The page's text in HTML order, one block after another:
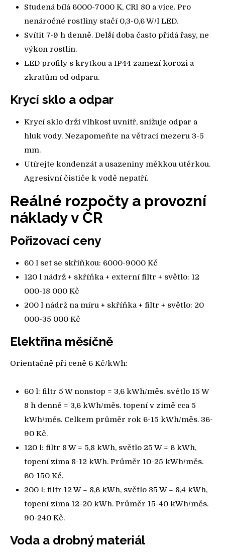
Studená bílá 6000-7000 K, CRI 80 a více. Pro
nenáročné rostliny stačí 0,3-0,6 W/l LED.
Svítit 7-9 h denně. Delší doba často přidá řasy, ne
výkon rostlin.
LED profily s krytkou a IP44 zamezí korozi a
zkratům od odparu.
Krycí sklo a odpar
Krycí sklo drží vlhkost uvnitř, snižuje odpar a
hluk vody. Nezapomeňte na větrací mezeru 3-5
mm.
Utírejte kondenzát a usazeniny měkkou utěrkou.
Agresivní čističe k vodě nepatří.
Reálné rozpočty a provozní
náklady v ČR
Pořizovací ceny
60 l set se skříňkou: 6000-9000 Kč
120 l nádrž + skříňka + externí filtr + světlo: 12
000-18 000 Kč
200 l nádrž na míru + skříňka + filtr + světlo: 20
000-35 000 Kč
Elektřina měsíčně
Orientačně při ceně 6 Kč/kWh:
60 l: filtr 5 W nonstop = 3,6 kWh/měs. světlo 15 W
8 h denně = 3,6 kWh/měs. topení v zimě cca 5
kWh/měs. Celkem průměr rok 6-15 kWh/měs. 36-
90 Kč.
120 l: filtr 8 W = 5,8 kWh, světlo 25 W = 6 kWh,
topení zima 8-12 kWh. Průměr 10-25 kWh/měs.
60-150 Kč.
200 l: filtr 12 W = 8,6 kWh, světlo 35 W = 8,4 kWh,
topení zima 12-20 kWh. Průměr 15-40 kWh/měs.
90-240 Kč.
Voda a drobný materiál